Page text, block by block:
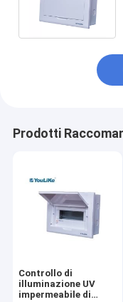
Prodotti
Controllo di
illuminazione UV
impermeabile di